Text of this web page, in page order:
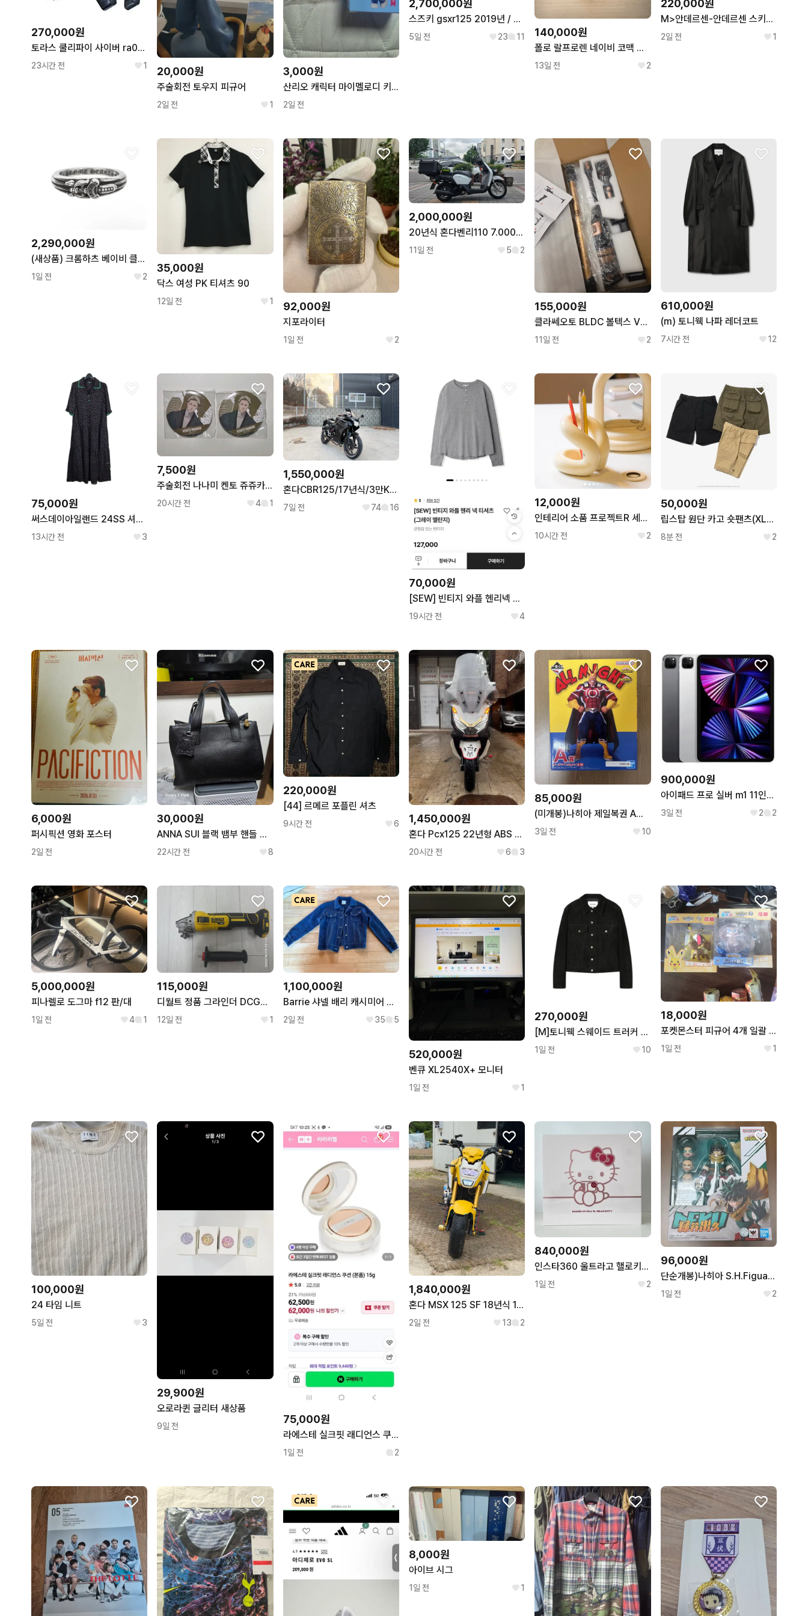
270,000원
토라스 쿨리파이 사이버 ra034 넥에어컨 넥선풍기
23시간 전 1 20,000원
주술회전 토우지 피규어
2일 전 1
3,000원
산리오 캐릭터 마이멜로디 키링 새상품
2일 전
2,700,000원
스즈키 gsxr125 2019년 / 2만키로수 / 레오빈스튜닝 판매합니다
5일 전 23 11 140,000원
폴로 랄프로렌 네이비 코맥 반바지
13일 전 2
220,000원
M>안데르센-안데르센 스키퍼 자켓
2일 전 1
2,290,000원
(새상품) 크롬하츠 베이비 클래식 대거 링 실버 반지
1일 전 2
35,000원
닥스 여성 PK 티셔츠 90
12일 전 1 92,000원
지포라이터
1일 전 2
2,000,000원
20년식 혼다벤리110 7.000키로
11일 전 5 2
155,000원
클라쎄오토 BLDC 볼텍스 V12 무선청소기
11일 전 2
610,000원
(m) 토니웩 나파 레더코트
7시간 전 12
75,000원
써스데이아일랜드 24SS 셔츠 카라 롱 원피스/여성M/칠팔구제
13시간 전 3
7,500원
주술회전 나나미 켄토 쥬쥬카페 2024 시부야사변 캔뱃지
20시간 전 4 1
1,550,000원
혼다CBR125/17년식/3만KM/컨디션최고! 팔아요 !
7일 전 74 16
70,000원
[SEW] 빈티지 와플 헨리넥 티셔츠 (그레이 멜란지)
19시간 전 4
12,000원
인테리어 소품 프로젝트R 세라믹 연필꽂이 거치대
10시간 전 2
50,000원
립스탑 원단 카고 숏팬츠(XL)뉴에라
8분 전 2
6,000원
퍼시픽션 영화 포스터
2일 전
30,000원
ANNA SUI 블랙 뱀부 핸들 소가죽 토트백
22시간 전 8
220,000원
[44] 르메르 포플린 셔츠
9시간 전 6 1,450,000원
혼다 Pcx125 22년형 ABS 7만Km 판매합니다.
20시간 전 6 3
85,000원
(미개봉)나히아 제일복권 A상 올마이트 피규어 판매합니다!
3일 전 10
900,000원
아이패드 프로 실버 m1 11인치 매직키보드(영문) 애플펜슬2세대
3일 전 2 2
5,000,000원
피나렐로 도그마 f12 판/대
1일 전 4 1
115,000원
디월트 정품 그라인더 DCG405 국내정발정품
12일 전 1
1,100,000원
Barrie 샤넬 배리 캐시미어 가디건 자켓
2일 전 35 5
520,000원
벤큐 XL2540X+ 모니터
1일 전 1
270,000원
[M]토니웩 스웨이드 트러커 자켓
1일 전 10
18,000원
포켓몬스터 피규어 4개 일괄 피카츄, 잠만보, 뮤, 이브이
1일 전 1
100,000원
24 타임 니트
5일 전 3
29,900원
오로라퀸 글리터 새상품
9일 전
75,000원
라에스테 실크핏 래디언스 쿠션 (본품)21호리필3개
1일 전 2
1,840,000원
혼다 MSX 125 SF 18년식 1.6만km 튜닝 A급 차량 판매합니다
2일 전 13 2
840,000원
인스타360 울트라고 핼로키티 에디션 (미개봉새상품)
1일 전 2
96,000원
단순개봉)나히아 S.H.Figuarts shf 미도리야 이즈쿠
1일 전 2
8,000원
아이브 시그
1일 전 1